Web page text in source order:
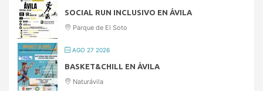
SOCIAL RUN INCLUSIVO EN ÁVILA
Parque de El Soto
AGO 27 2026
BASKET&CHILL EN ÁVILA
Naturávila